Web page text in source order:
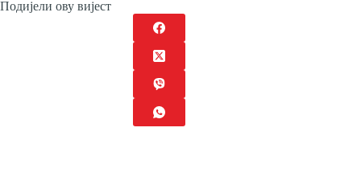
Подијели ову вијест